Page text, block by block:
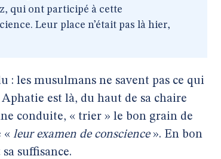
qui ont participé à cette
Leur place n’était pas là hier,
: les musulmans ne savent pas ce qui
est là, du haut de sa chaire
conduite, « trier » le bon grain de
« leur examen de conscience». En bon
suffisance.